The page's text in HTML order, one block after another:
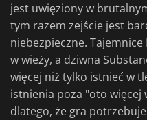
jest uwięziony w
tym razem zejście jest
niebezpieczne. Tajemnice
w wieży, a dziwna
więcej niż tylko istnieć w
istnienia poza "oto więcej
dlatego, że gra